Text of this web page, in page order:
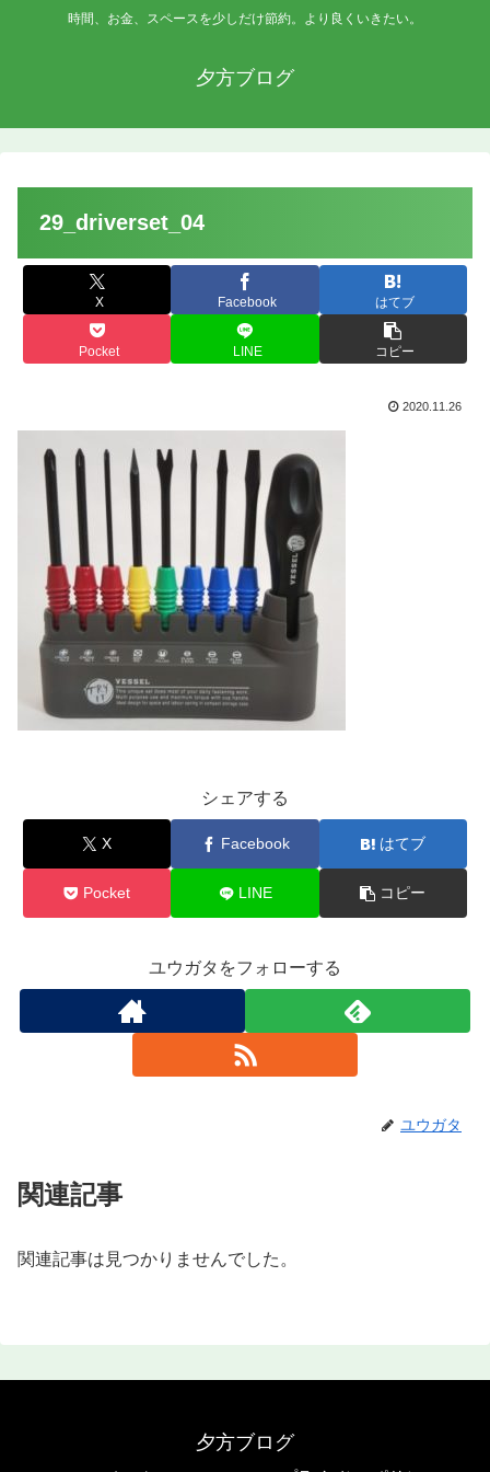
時間、お金、スペースを少しだけ節約。より良くいきたい。
夕方ブログ
29_driverset_04
X Facebook はてブ
Pocket LINE コピー
2020.11.26
シェアする
X Facebook はてブ
Pocket LINE コピー
ユウガタをフォローする
ユウガタ
関連記事
関連記事は見つかりませんでした。
夕方ブログ